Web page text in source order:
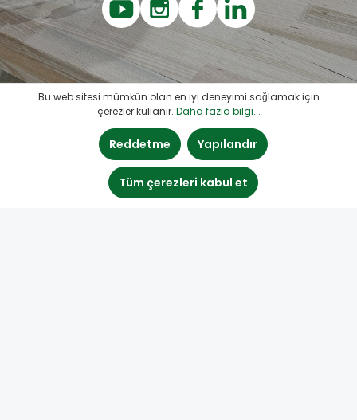
Bu web sitesi mümkün olan en iyi deneyimi sağlamak için
çerezler kullanır. Daha fazla bilgi...
Reddetme Yapılandır
Tüm çerezleri kabul et